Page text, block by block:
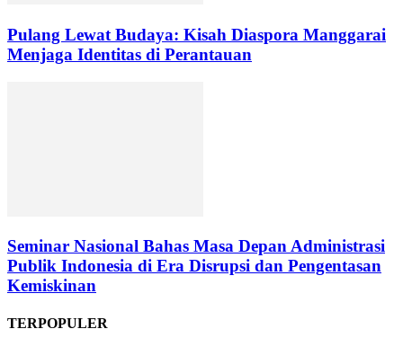
Pulang Lewat Budaya: Kisah Diaspora Manggarai
Menjaga Identitas di Perantauan
Seminar Nasional Bahas Masa Depan Administrasi
Publik Indonesia di Era Disrupsi dan Pengentasan
Kemiskinan
TERPOPULER